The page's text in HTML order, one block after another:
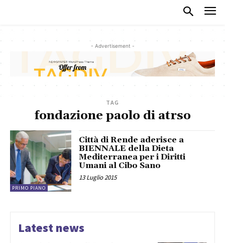
- Advertisement -
TAG
fondazione paolo di atrso
PRIMO PIANO
Città di Rende aderisce a
BIENNALE della Dieta
Mediterranea per i Diritti
Umani al Cibo Sano
13 Luglio 2015
Latest news